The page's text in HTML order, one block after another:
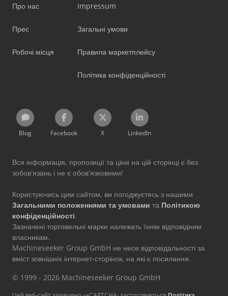
Про нас
Прес
Робочі місця
Impressum
Загальні умови
Правила маркетплейсу
Політика конфіденційності
Blog Facebook X LinkedIn
Вся інформація, пропозиції та ціни на цій сторінці є без
зобов'язань і не є обов'язковими!
Користуючись цим сайтом, ви погоджуєтесь з нашими
Загальними положеннями та умовами та Політикою
конфіденційності.
Зазначені торговельні марки належать їхнім відповідним
власникам.
Machineseeker Group GmbH не несе відповідальності за
вміст зовнішніх інтернет-сторінок, на які є посилання.
© 1999 - 2026 Machineseeker Group GmbH